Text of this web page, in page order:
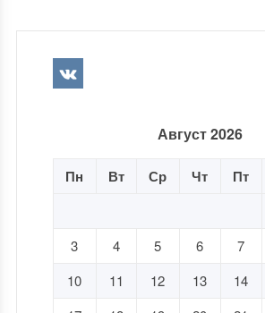
Август 2026
Пн Вт Ср Чт Пт
3
4 5 6 7
10 11 12 13 14